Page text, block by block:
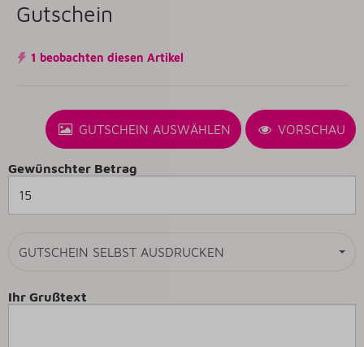
Gutschein
1 beobachten diesen Artikel
GUTSCHEIN AUSWÄHLEN VORSCHAU
Gewünschter Betrag
GUTSCHEIN SELBST AUSDRUCKEN
Ihr Grußtext